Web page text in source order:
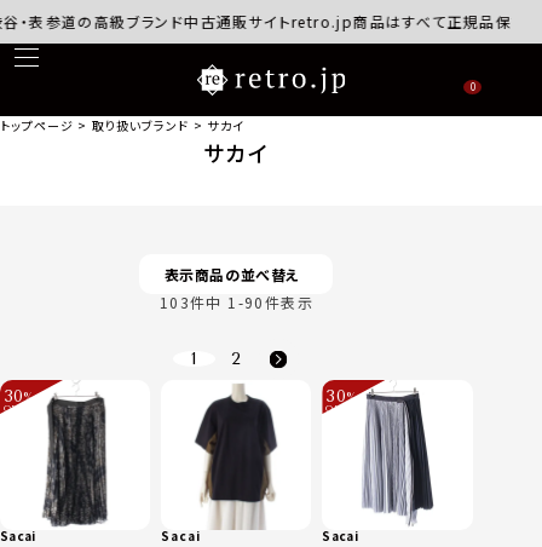
の高級ブランド中古通販サイトretro.jp商品はすべて正規品保証・返品可能
0
トップページ 取り扱いブランド サカイ
サカイ
表示商品の並べ替え
103件中 1 -90件表示
1
2
30%
OFF
Sacai Sacai
30%
OFF
Sacai